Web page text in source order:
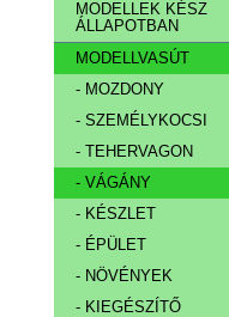
MODELLEK KÉSZ
ÁLLAPOTBAN
MODELLVASÚT
- MOZDONY
- SZEMÉLYKOCSI
- TEHERVAGON
- VÁGÁNY
- KÉSZLET
- ÉPÜLET
- NÖVÉNYEK
- KIEGÉSZÍTŐ